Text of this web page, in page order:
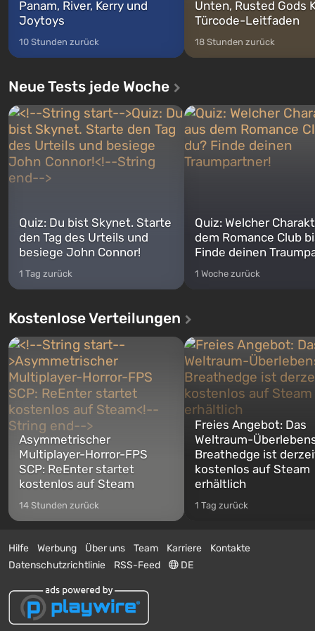
Panam, River, Kerry und
Joytoys
10 Stunden zurück
Unten, Rusted Gods
Türcode-Leitfaden
18 Stunden zurück
Neue Tests jede Woche
Quiz: Du bist Skynet. Starte
den Tag des Urteils und
besiege John Connor!
1 Tag zurück
Quiz: Welcher
dem Romance Club
Finde deinen
1 Woche zurück
Kostenlose Verteilungen
Asymmetrischer
Multiplayer-Horror-FPS
SCP: ReEnter startet
kostenlos auf Steam
14 Stunden zurück
Freies Angebot: Das
Weltraum-
Breathedge ist
kostenlos auf Steam
erhältlich
1 Tag zurück
Hilfe Werbung Über uns Team Karriere
Kontakte
Datenschutzrichtlinie
RSS-Feed DE